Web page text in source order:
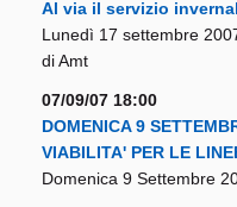
Al via il servizio
Lunedì 17 settembre
di Amt
07/09/07 18:00
DOMENICA 9
VIABILITA' PER LE
Domenica 9 Settembre